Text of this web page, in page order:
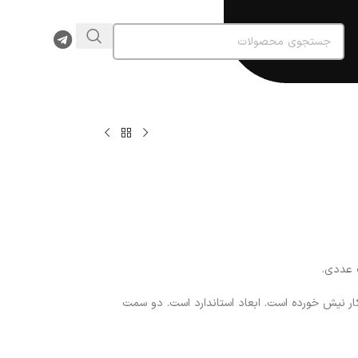
عددی.
نیش خورده است. ابعاد استاندارد است. دو سمت